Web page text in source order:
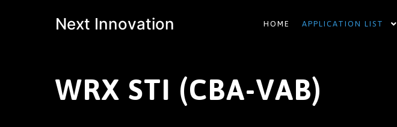
Next Innovation HOME APPLICATION LIST
WRX STI (CBA-VAB)